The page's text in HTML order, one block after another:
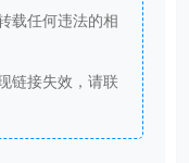
载任何违法的相
链接失效，请联